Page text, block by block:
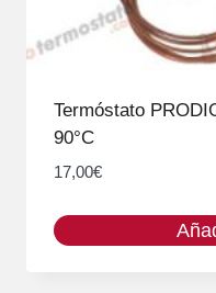
Termóstato
90°C
17,00€